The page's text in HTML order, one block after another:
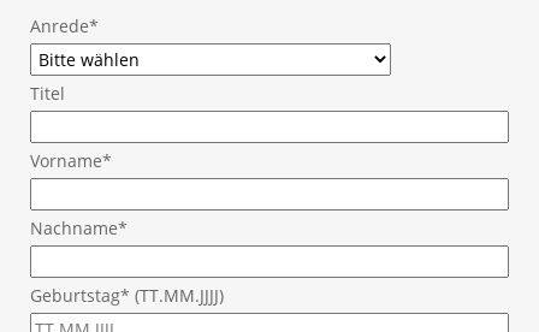
Anrede*
Titel
Vorname*
Nachname*
Geburtstag* (TT.MM.JJJJ)